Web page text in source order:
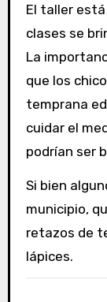
El taller está
clases se
La
que los
temprana
cuidar el
podrían ser
Si bien
municipio,
retazos de
lápices.